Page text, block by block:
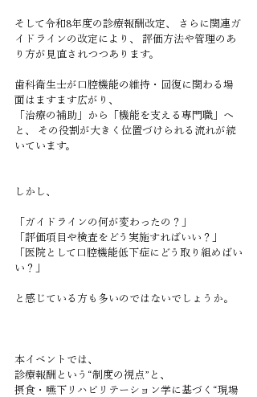
そして令和8年度の診療報酬改定、 さらに関連ガ
イドラインの改定により、 評価方法や管理のあ
り方が見直されつつあります。
歯科衛生士が口腔機能の維持・回復に関わる場
面はますます広がり、
「治療の補助」から「機能を支える専門職」へ
と、 その役割が大きく位置づけられる流れが続
いています。
しかし、
「ガイドラインの何が変わったの？」
「評価項目や検査をどう実施すればいい？」
「医院として口腔機能低下症にどう取り組めばい
い？」
と感じている方も多いのではないでしょうか。
本イベントでは、
診療報酬という“制度の視点”と、
摂食・嚥下リハビリテーション学に基づく“現場